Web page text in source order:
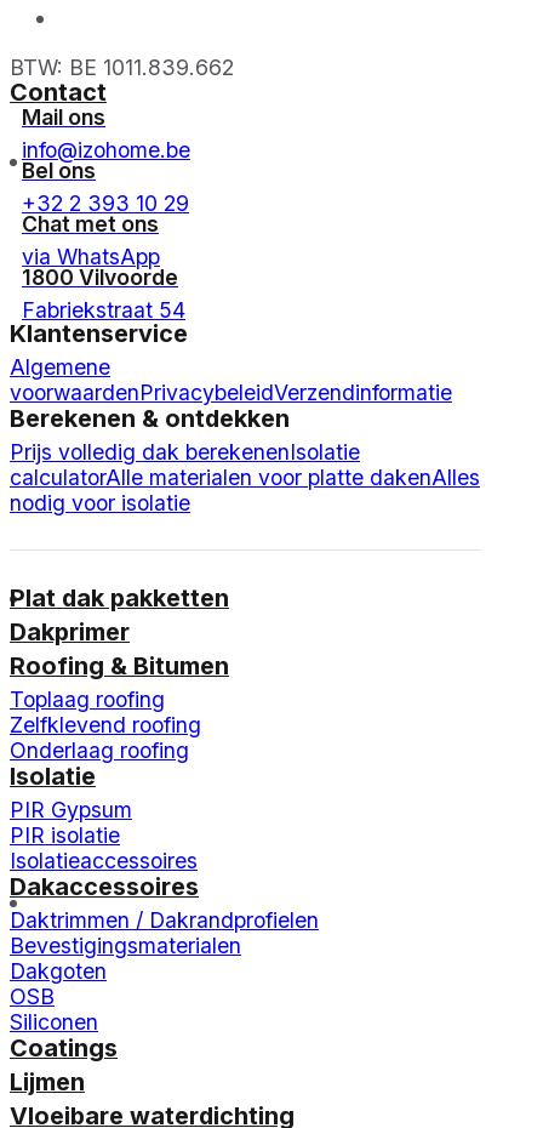
BTW: BE 1011.839.662
Contact
Mail ons
info@izohome.be
Bel ons
+32 2 393 10 29
Chat met ons
via WhatsApp
1800 Vilvoorde
Fabriekstraat 54
Klantenservice
Algemene
voorwaardenPrivacybeleidVerzendinformatie
Berekenen & ontdekken
Prijs volledig dak berekenenIsolatie
calculatorAlle materialen voor platte dakenAlles
nodig voor isolatie
Plat dak pakketten
Dakprimer
Roofing & Bitumen
Toplaag roofing
Zelfklevend roofing
Onderlaag roofing
Isolatie
PIR Gypsum
PIR isolatie
Isolatieaccessoires
Dakaccessoires
Daktrimmen / Dakrandprofielen
Bevestigingsmaterialen
Dakgoten
OSB
Siliconen
Coatings
Lijmen
Vloeibare waterdichting